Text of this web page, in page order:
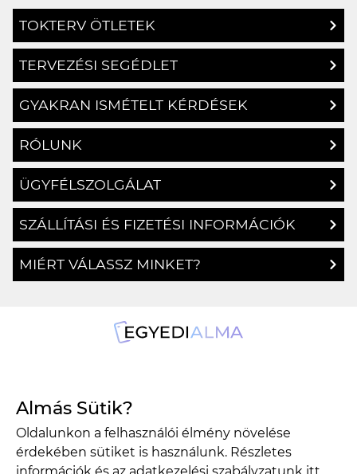
TOKTERV ÖTLETEK
TERVEZÉSI SEGÉDLET
GYAKRAN ISMÉTELT KÉRDÉSEK
RÓLUNK
ÜGYFÉLSZOLGÁLAT
SZÁLLÍTÁSI ÉS FIZETÉSI INFORMÁCIÓK
MIÉRT VÁLASSZ MINKET?
info@egyedialma.hu
1134 Budapest, Angyalföldi út 25.
Almás Sütik?
Oldalunkon a felhasználói élmény növelése
érdekében sütiket is használunk. Részletes